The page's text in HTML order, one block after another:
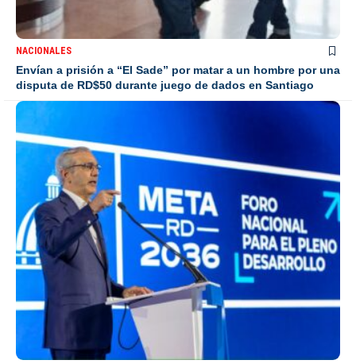
NACIONALES
Envían a prisión a “El Sade” por matar a un hombre por una
disputa de RD$50 durante juego de dados en Santiago